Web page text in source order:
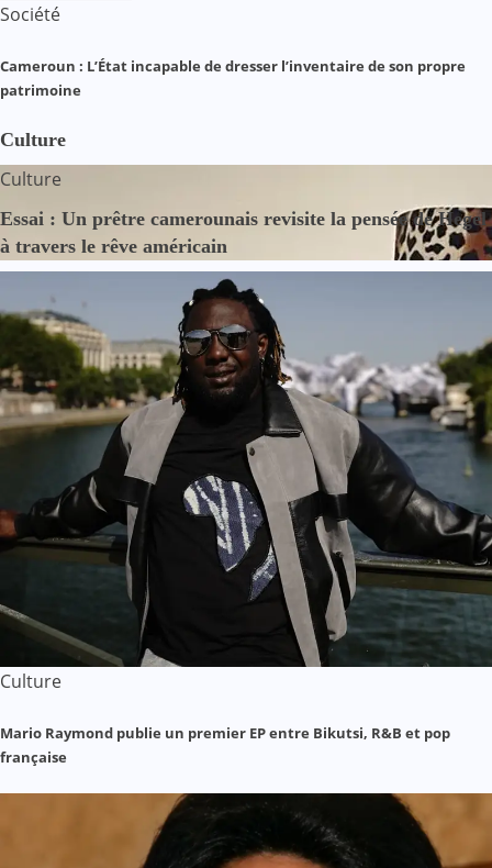
Société
Cameroun : L’État incapable de dresser l’inventaire de son propre
patrimoine
Culture
Culture
Essai : Un prêtre camerounais revisite la pensée de Hegel
à travers le rêve américain
Culture
Mario Raymond publie un premier EP entre Bikutsi, R&B et pop
française